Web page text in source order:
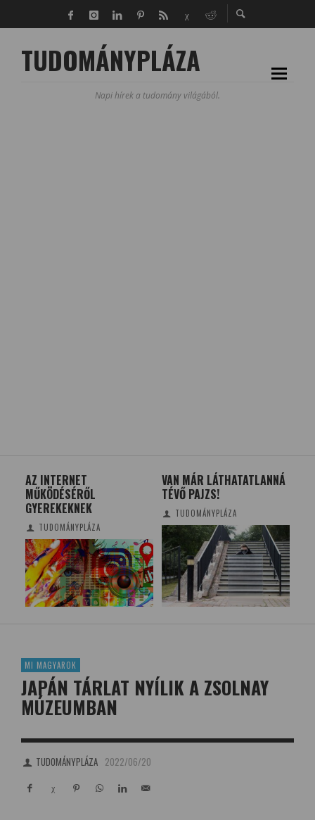
TUDOMÁNYPLÁZA
Napi hírek a tudomány világából.
AZ INTERNET
MŰKÖDÉSÉRŐL
GYEREKEKNEK
TUDOMÁNYPLÁZA
VAN MÁR LÁTHATATLANNÁ
TÉVŐ PAJZS!
TUDOMÁNYPLÁZA
MI MAGYAROK
JAPÁN TÁRLAT NYÍLIK A ZSOLNAY
MÚZEUMBAN
TUDOMÁNYPLÁZA 2022/06/20